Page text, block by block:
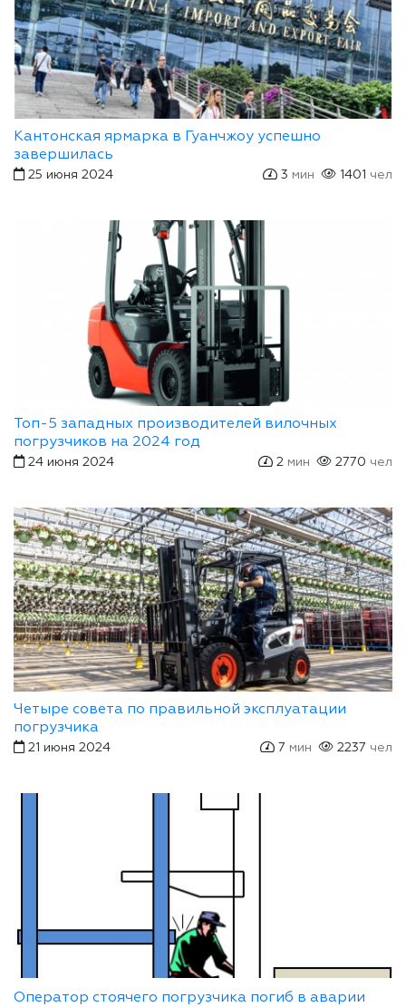
Кантонская ярмарка в Гуанчжоу успешно
завершилась
3 мин 1401 чел
25 июня 2024
Топ-5 западных производителей вилочных
погрузчиков на 2024 год
2 мин 2770 чел
24 июня 2024
Четыре совета по правильной эксплуатации
погрузчика
7 мин 2237 чел
21 июня 2024
Оператор стоячего погрузчика погиб в аварии